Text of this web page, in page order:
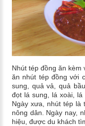
Nhút tép đồng ăn
ăn nhút tép đồng với
sung, quả vả, quả
đọt lá sung, lá xoài, lá
Ngày xưa, nhút tép là
nông dân. Ngày nay,
hiệu, được du khách